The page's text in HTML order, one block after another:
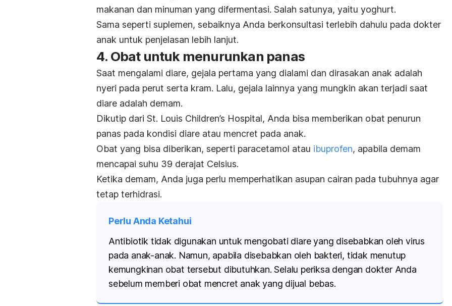
makanan dan minuman yang difermentasi. Salah satunya, yaitu yoghurt.
Sama seperti suplemen, sebaiknya Anda berkonsultasi terlebih dahulu pada dokter
anak untuk penjelasan lebih lanjut.
4. Obat untuk menurunkan panas
Saat mengalami diare, gejala pertama yang dialami dan dirasakan anak adalah
nyeri pada perut serta kram. Lalu, gejala lainnya yang mungkin akan terjadi saat
diare adalah demam.
Dikutip dari St. Louis Children’s Hospital, Anda bisa memberikan obat penurun
panas pada kondisi diare atau mencret pada anak.
Obat yang bisa diberikan, seperti paracetamol atau ibuprofen, apabila demam
mencapai suhu 39 derajat Celsius.
Ketika demam, Anda juga perlu memperhatikan asupan cairan pada tubuhnya agar
tetap terhidrasi.
Perlu Anda Ketahui
Antibiotik tidak digunakan untuk mengobati diare yang disebabkan oleh virus
pada anak-anak. Namun, apabila disebabkan oleh bakteri, tidak menutup
kemungkinan obat tersebut dibutuhkan. Selalu periksa dengan dokter Anda
sebelum memberi obat mencret anak yang dijual bebas.